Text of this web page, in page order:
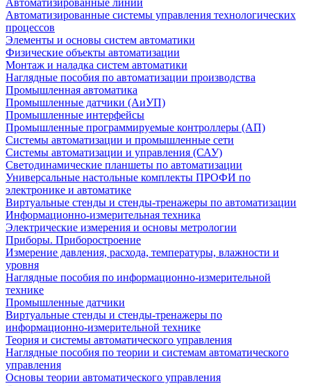
Автоматизированные линии
Автоматизированные системы управления технологических
процессов
Элементы и основы систем автоматики
Физические объекты автоматизации
Монтаж и наладка систем автоматики
Наглядные пособия по автоматизации производства
Промышленная автоматика
Промышленные датчики (АиУП)
Промышленные интерфейсы
Промышленные программируемые контроллеры (АП)
Системы автоматизации и промышленные сети
Системы автоматизации и управления (САУ)
Светодинамические планшеты по автоматизации
Универсальные настольные комплекты ПРОФИ по
электронике и автоматике
Виртуальные стенды и стенды-тренажеры по автоматизации
Информационно-измерительная техника
Электрические измерения и основы метрологии
Приборы. Приборостроение
Измерение давления, расхода, температуры, влажности и
уровня
Наглядные пособия по информационно-измерительной
технике
Промышленные датчики
Виртуальные стенды и стенды-тренажеры по
информационно-измерительной технике
Теория и системы автоматического управления
Наглядные пособия по теории и системам автоматического
управления
Основы теории автоматического управления